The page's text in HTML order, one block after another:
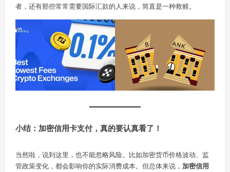
者，还有那些常常需要国际汇款的人来说，简直是一种救赎。
小结：加密信用卡支付，真的要认真看了！
当然啦，说到这里，也不能忽略风险。比如加密货币价格波动、监
管政策变化，都会影响你的实际消费成本。但总体来说， 加密信用